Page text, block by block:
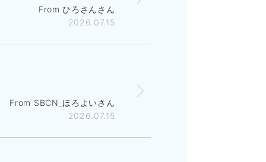
From ひろさんさん
2026.07.15
From SBCN_ほろよいさん
2026.07.15